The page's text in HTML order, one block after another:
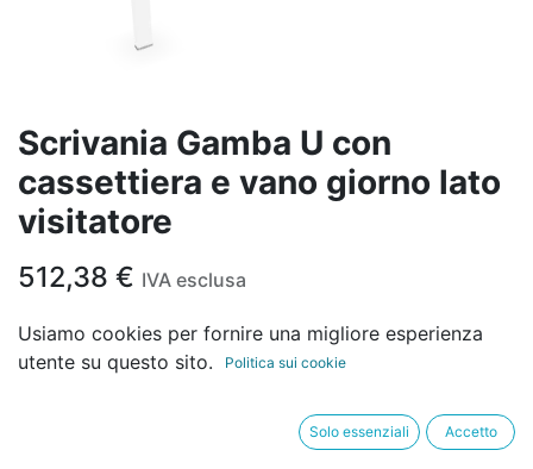
Scrivania Gamba U con
cassettiera e vano giorno lato
visitatore
512,38 € IVA esclusa
FINITURA STRUTTURA - SCRIVANIA
Usiamo cookies per fornire una migliore esperienza
utente su questo sito.
Politica sui cookie
Solo essenziali Accetto